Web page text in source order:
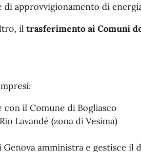
approvvigionamento di
il trasferimento ai Comuni
il Comune di Bogliasco
Lavandé (zona di Vesima)
amministra e gestisce il